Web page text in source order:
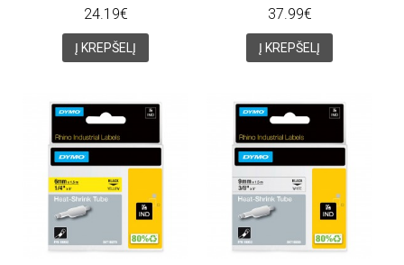
24.19€
Į KREPŠELĮ
37.99€
Į KREPŠELĮ